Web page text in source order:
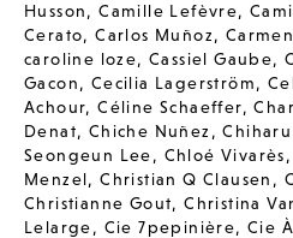
Husson,Camille Lefèvre,
Cerato,Carlos Muñoz,
caroline loze,Cassiel Gaube,
Gacon, Cecilia Lagerström,
Achour,Céline Schaeffer,
Denat, Chiche Nuñez ,
Seongeun Lee, Chloé Vivarès,
Menzel,Christian Q Clausen ,
Christianne Gout,Christina
Lelarge, Cie 7pepinière,Cie